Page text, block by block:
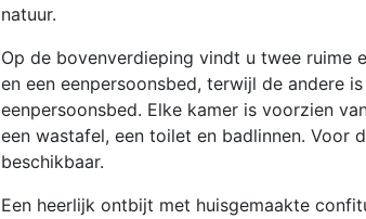
natuur.
Op de bovenverdieping vindt u twee ruime
en een eenpersoonsbed, terwijl de andere
eenpersoonsbed. Elke kamer is voorzien
een wastafel, een toilet en badlinnen. Voor
beschikbaar.
Een heerlijk ontbijt met huisgemaakte